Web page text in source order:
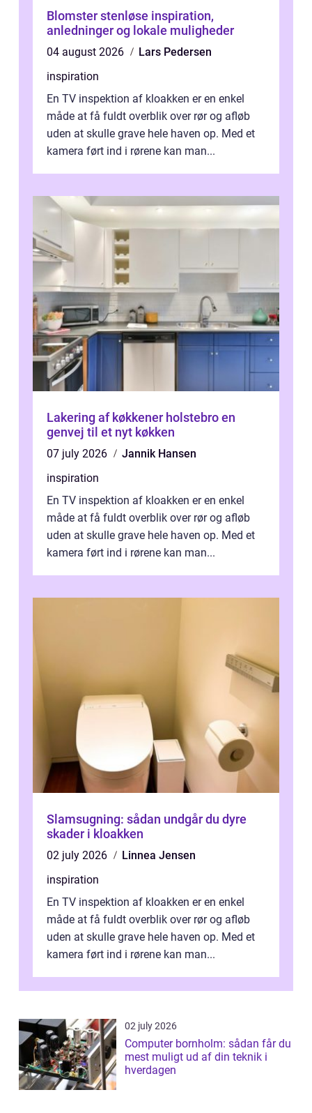
Blomster stenløse inspiration,
anledninger og lokale muligheder
04 august 2026
Lars Pedersen
inspiration
En TV inspektion af kloakken er en enkel
måde at få fuldt overblik over rør og afløb
uden at skulle grave hele haven op. Med et
kamera ført ind i rørene kan man...
Lakering af køkkener holstebro en
genvej til et nyt køkken
07 july 2026
Jannik Hansen
inspiration
En TV inspektion af kloakken er en enkel
måde at få fuldt overblik over rør og afløb
uden at skulle grave hele haven op. Med et
kamera ført ind i rørene kan man...
Slamsugning: sådan undgår du dyre
skader i kloakken
02 july 2026
Linnea Jensen
inspiration
En TV inspektion af kloakken er en enkel
måde at få fuldt overblik over rør og afløb
uden at skulle grave hele haven op. Med et
kamera ført ind i rørene kan man...
02 july 2026
Computer bornholm: sådan får du
mest muligt ud af din teknik i
hverdagen